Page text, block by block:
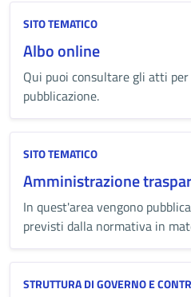
SITO TEMATICO
Albo online
Qui puoi consultare gli atti
pubblicazione.
SITO TEMATICO
Amministrazione
In quest'area vengono
previsti dalla normativa in
STRUTTURA DI GOVERNO E